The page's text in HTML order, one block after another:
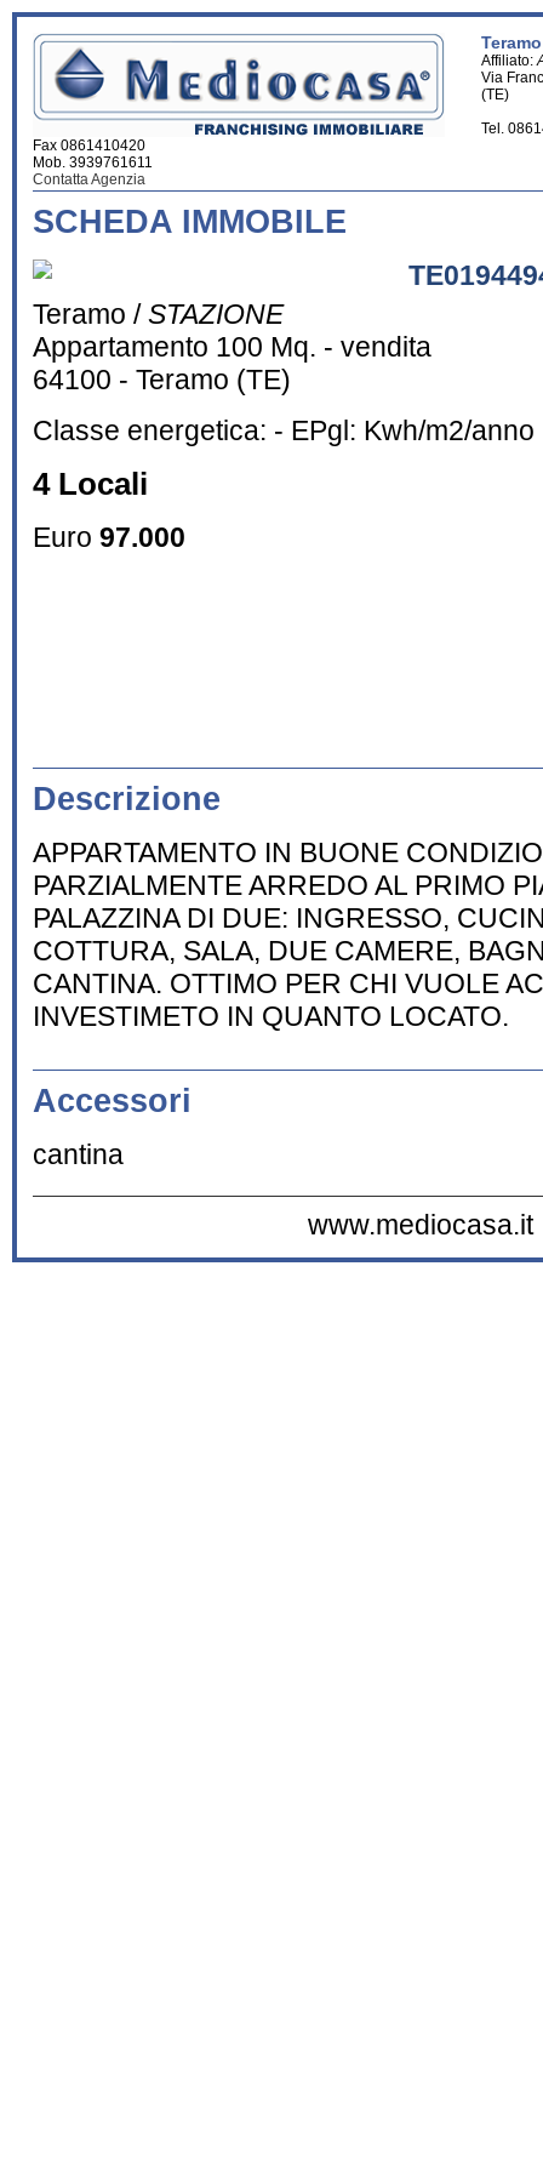
Affiliato:
Via
(TE)
Tel.
Fax 0861410420
Mob. 3939761611
Contatta Agenzia
SCHEDA IMMOBILE
Teramo /STAZIONE
Appartamento 100 Mq. - vendita
64100 - Teramo (TE)
Classe energetica: - EPgl: Kwh/m2/anno
4 Locali
Euro97.000
Descrizione
APPARTAMENTO IN BUONE
PARZIALMENTE ARREDO AL PRIMO
PALAZZINA DI DUE: INGRESSO,
COTTURA, SALA, DUE CAMERE,
CANTINA. OTTIMO PER CHI VUOLE
INVESTIMETO IN QUANTO LOCATO.
Accessori
cantina
www.mediocasa.it